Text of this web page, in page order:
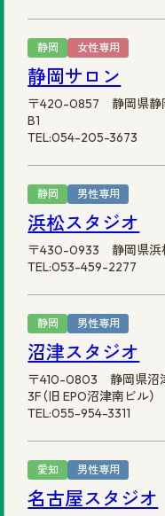
静岡 女性専用
静岡サロン
〒420-0857 静岡県静
B1
TEL:054-205-3673
静岡 男性専用
浜松スタジオ
〒430-0933 静岡県浜
TEL:053-459-2277
静岡 男性専用
沼津スタジオ
〒410-0803 静岡県沼
3F（旧 EPO沼津南ビル）
TEL:055-954-3311
愛知 男性専用
名古屋スタジオ